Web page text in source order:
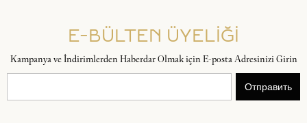
E-BÜLTEN ÜYELİĞİ
Kampanya ve İndirimlerden Haberdar Olmak için E-posta Adresinizi Girin
Отправить